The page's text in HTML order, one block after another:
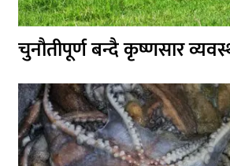
चुनौतीपूर्ण बन्दै कृष्णसार